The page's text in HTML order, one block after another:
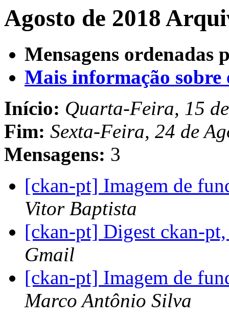
Agosto de 2018
Mensagens ordenadas
Mais informação sobre
Início: Quarta-Feira, 15
Fim: Sexta-Feira, 24 de
Mensagens: 3
[ckan-pt] Imagem de
Vitor Baptista
[ckan-pt] Digest ckan-
Gmail
[ckan-pt] Imagem de
Marco Antônio Silva